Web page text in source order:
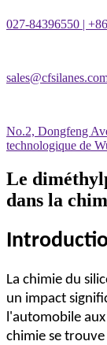
027-84396550 |
No.2, Dongfeng
technologique de
Le
dans la
La chimie du
un impact
l'automobile
chimie se